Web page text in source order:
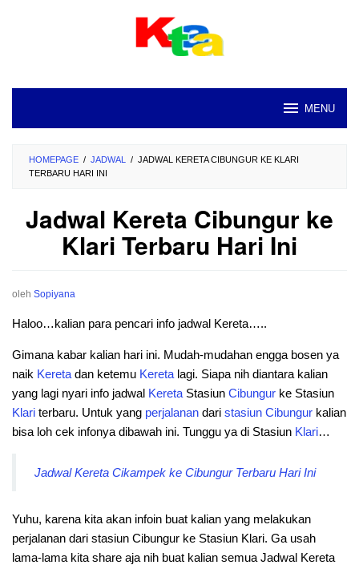
MENU
HOMEPAGE / JADWAL / JADWAL KERETA CIBUNGUR KE KLARI
TERBARU HARI INI
Jadwal Kereta Cibungur ke
Klari Terbaru Hari Ini
oleh Sopiyana
Haloo…kalian para pencari info jadwal Kereta…..
Gimana kabar kalian hari ini. Mudah-mudahan engga bosen ya
naik Kereta dan ketemu Kereta lagi. Siapa nih diantara kalian
yang lagi nyari info jadwal Kereta Stasiun Cibungur ke Stasiun
Klari terbaru. Untuk yang perjalanan dari stasiun Cibungur kalian
bisa loh cek infonya dibawah ini. Tunggu ya di Stasiun Klari…
Jadwal Kereta Cikampek ke Cibungur Terbaru Hari Ini
Yuhu, karena kita akan infoin buat kalian yang melakukan
perjalanan dari stasiun Cibungur ke Stasiun Klari. Ga usah
lama-lama kita share aja nih buat kalian semua Jadwal Kereta